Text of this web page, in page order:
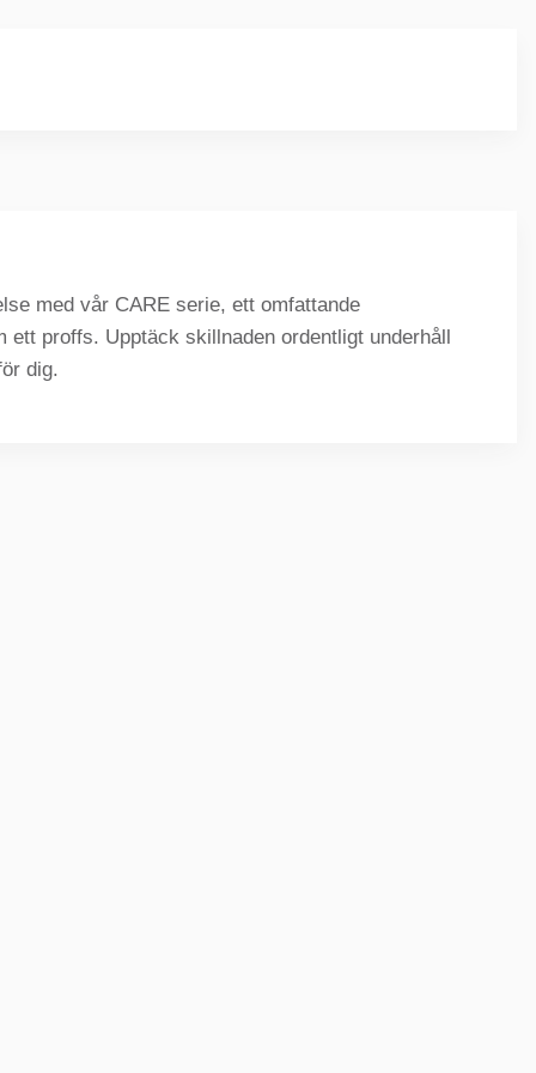
med vår CARE serie, ett omfattande
proffs. Upptäck skillnaden ordentligt underhåll
dig.